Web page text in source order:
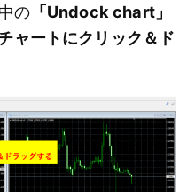
の 「Undock chart」
ャートにクリック＆ド